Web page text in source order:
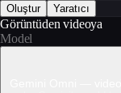
Oluştur Yaratıcı
Görüntüden videoya
Model